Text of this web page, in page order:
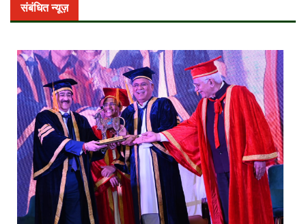
संबंधित न्यूज़